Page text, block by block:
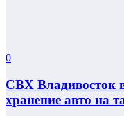
0
СВХ Владивосток
хранение авто на